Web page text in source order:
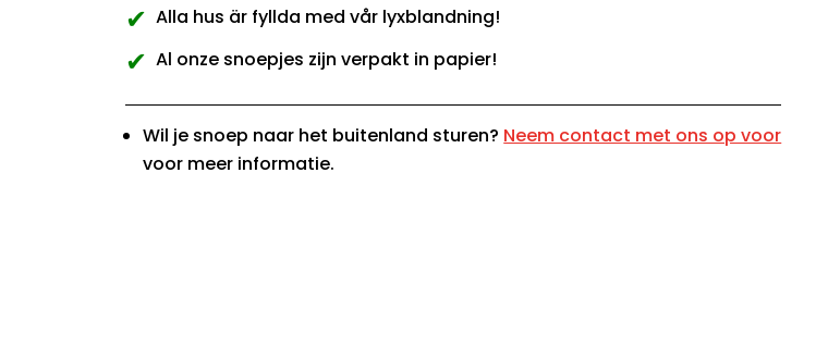
✔ Alla hus är fyllda med vår lyxblandning!
✔ Al onze snoepjes zijn verpakt in papier!
Wil je snoep naar het buitenland sturen? Neem contact met ons op voor
voor meer informatie.